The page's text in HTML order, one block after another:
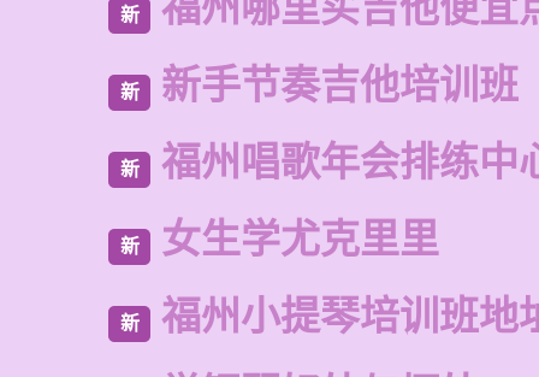
新
新 新手节奏吉他培训班
新 福州唱歌年会排练中
新 女生学尤克里里
新 福州小提琴培训班地